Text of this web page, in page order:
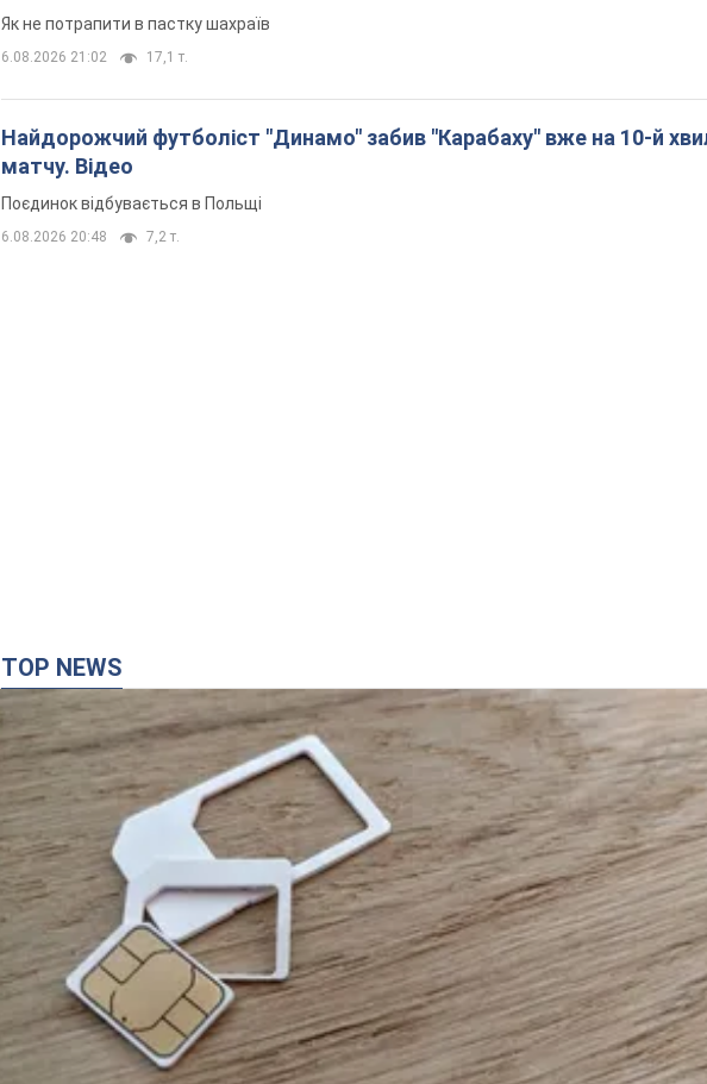
Як не потрапити в пастку шахраїв
6.08.2026 21:02 17,1 т.
Найдорожчий футболіст "Динамо" забив "Карабаху" вже на 10-й
матчу. Відео
Поєдинок відбувається в Польщі
6.08.2026 20:48 7,2 т.
TOP NEWS